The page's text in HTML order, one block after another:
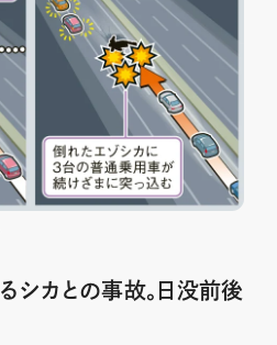
シカとの事故。日没前後